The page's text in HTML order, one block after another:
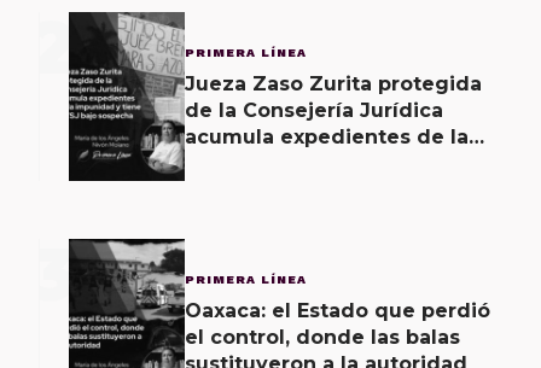
2 PRIMERA LÍNEA
Jueza Zaso Zurita protegida
de la Consejería Jurídica
acumula expedientes de la
3 PRIMERA LÍNEA
Oaxaca: el Estado que perdió
el control, donde las balas
sustituyeron a la autoridad